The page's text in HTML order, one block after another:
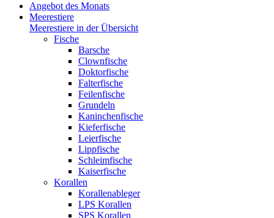
Angebot des Monats
Meerestiere
Meerestiere in der Übersicht
Fische
Barsche
Clownfische
Doktorfische
Falterfische
Feilenfische
Grundeln
Kaninchenfische
Kieferfische
Leierfische
Lippfische
Schleimfische
Kaiserfische
Korallen
Korallenableger
LPS Korallen
SPS Korallen